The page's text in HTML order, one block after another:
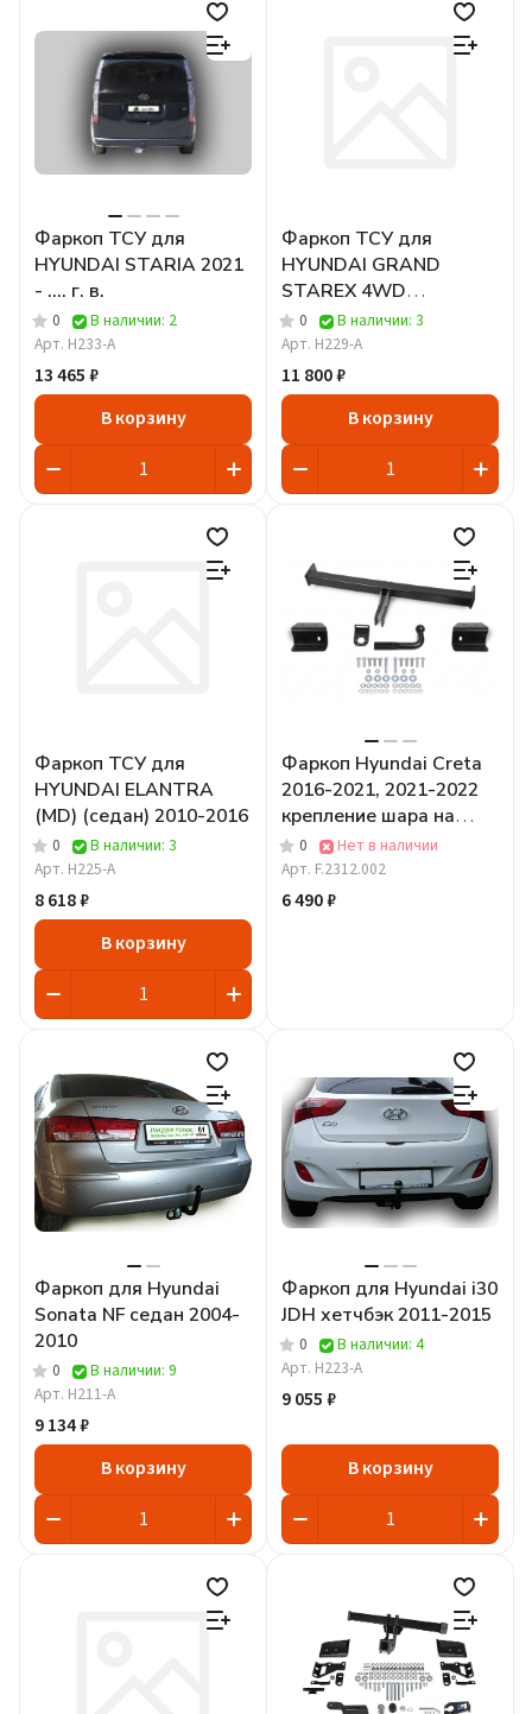
Фаркоп ТСУ для
HYUNDAI STARIA 2021
- .... г. в.
0
В наличии: 2
Арт. H233-A
13 465 ₽
В корзину
Фаркоп ТСУ для
HYUNDAI GRAND
STAREX 4WD
(минивен) 2019 - .... г. в.
0
В наличии: 3
Арт. H229-A
11 800 ₽
В корзину
Фаркоп ТСУ для
HYUNDAI ELANTRA
(MD) (седан) 2010-2016
0
В наличии: 3
Арт. H225-A
8 618 ₽
В корзину
Фаркоп Hyundai Creta
2016-2021, 2021-2022
крепление шара на
двух болтах
0
Нет в наличии
Арт. F.2312.002
6 490 ₽
Фаркоп для Hyundai
Sonata NF седан 2004-
2010
0
В наличии: 9
Арт. H211-A
9 134 ₽
В корзину
Фаркоп для Hyundai i30
JDH хетчбэк 2011-2015
0
В наличии: 4
Арт. H223-A
9 055 ₽
В корзину